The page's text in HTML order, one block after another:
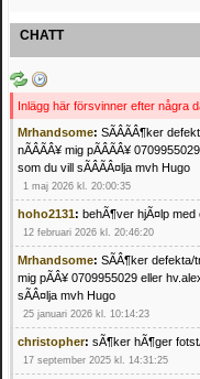
CHATT
Inlägg här försvinner efter några
Mrhandsome: SÃÂÃÂ¶ker
nÃÂÃÂ¥ mig pÃÂÃÂ¥
som du vill sÃÂÃÂ¤lja mvh Hugo
1 maj 2026 kl. 20:00:35
hoho2131: behÃ¶ver hjÃ¤lp
12 februari 2026 kl. 20:46:20
Mrhandsome: SÃÂ¶ker
mig pÃÂ¥ 0709955029 eller
sÃÂ¤lja mvh Hugo
25 januari 2026 kl. 10:14:23
christopher: sÃ¶ker hÃ¶ger
17 september 2025 kl. 14:31:25